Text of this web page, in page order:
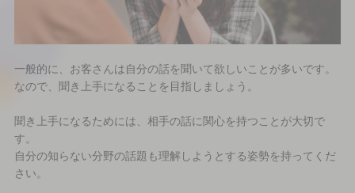
一般的に、お客さんは自分の話を聞いて欲しいことが多いです。
なので、聞き上手になることを目指しましょう。
聞き上手になるためには、相手の話に関心を持つことが大切で
す。
自分の知らない分野の話題も理解しようとする姿勢を持ってくだ
さい。